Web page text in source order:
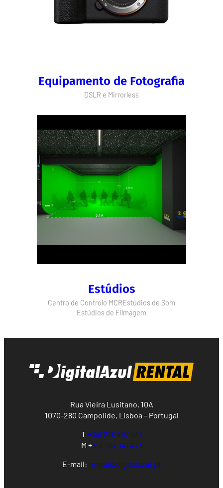
Equipamento de Fotografia
DSLR e Mirrorless
Estúdios
Centro de Controlo MCREstúdios de Som
Estúdios de Filmagem
Rua Vieira Lusitano, 10A
1070-280 Campolide, Lisboa – Portugal
T+351 218 497 537
M +351 962 141 473
E-mail: rental@digitalazul.pt